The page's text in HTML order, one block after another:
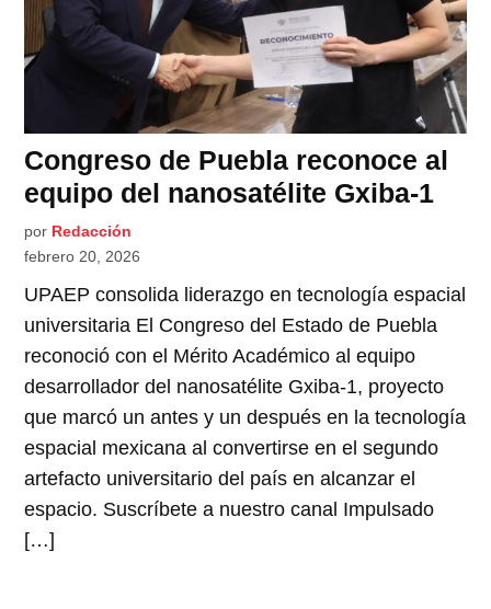
Congreso de Puebla reconoce al
equipo del nanosatélite Gxiba-1
por Redacción
febrero 20, 2026
UPAEP consolida liderazgo en tecnología espacial
universitaria El Congreso del Estado de Puebla
reconoció con el Mérito Académico al equipo
desarrollador del nanosatélite Gxiba-1, proyecto
que marcó un antes y un después en la tecnología
espacial mexicana al convertirse en el segundo
artefacto universitario del país en alcanzar el
espacio. Suscríbete a nuestro canal Impulsado
[…]